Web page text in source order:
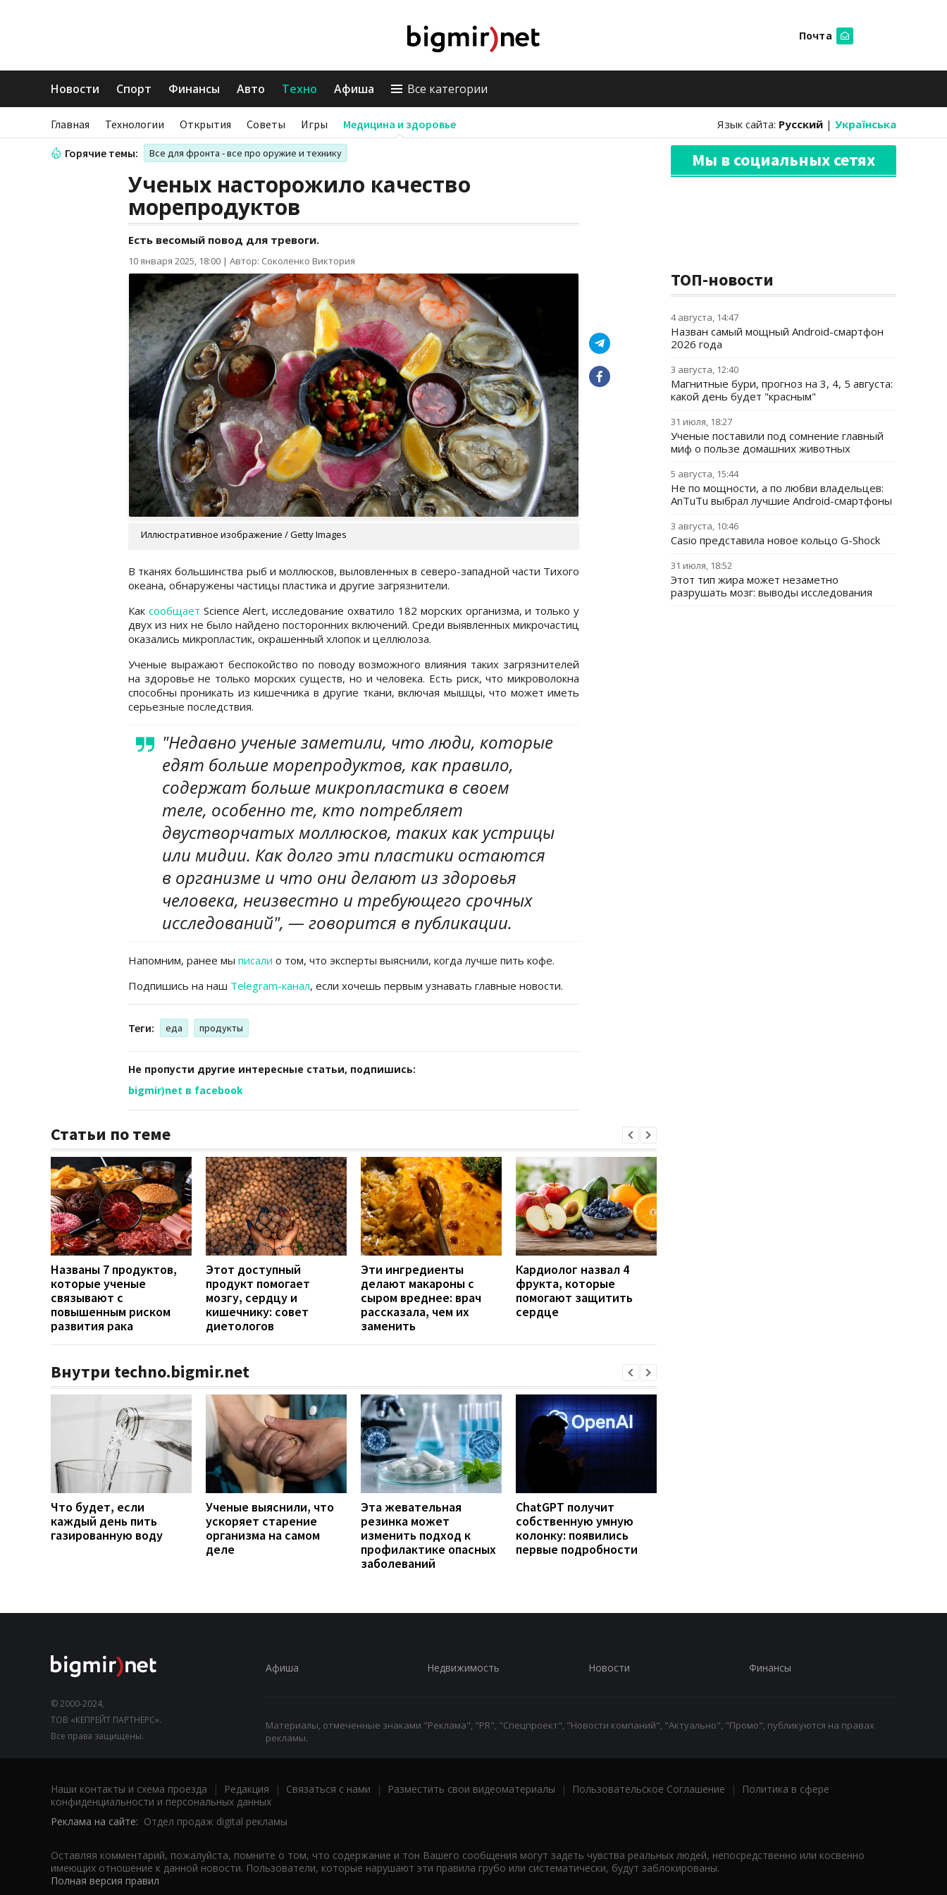
Почта
Новости Спорт Финансы Авто Техно Афиша Все категории
Главная Технологии Открытия Советы Игры Медицина и здоровье Язык сайта: Русский | Українська
Горячие темы: Все для фронта - все про оружие и технику
Ученых насторожило качество
морепродуктов
Есть весомый повод для тревоги.
10 января 2025, 18:00 | Автор: Соколенко Виктория
Иллюстративное изображение / Getty Images
В тканях большинства рыб и моллюсков, выловленных в северо-западной части Тихого
океана, обнаружены частицы пластика и другие загрязнители.
Как сообщает Science Alert, исследование охватило 182 морских организма, и только у
двух из них не было найдено посторонних включений. Среди выявленных микрочастиц
оказались микропластик, окрашенный хлопок и целлюлоза.
Ученые выражают беспокойство по поводу возможного влияния таких загрязнителей
на здоровье не только морских существ, но и человека. Есть риск, что микроволокна
способны проникать из кишечника в другие ткани, включая мышцы, что может иметь
серьезные последствия.
"Недавно ученые заметили, что люди, которые
едят больше морепродуктов, как правило,
содержат больше микропластика в своем
теле, особенно те, кто потребляет
двустворчатых моллюсков, таких как устрицы
или мидии. Как долго эти пластики остаются
в организме и что они делают из здоровья
человека, неизвестно и требующего срочных
исследований", — говорится в публикации.
Напомним, ранее мы писали о том, что эксперты выяснили, когда лучше пить кофе.
Подпишись на наш Telegram-канал, если хочешь первым узнавать главные новости.
Теги: еда продукты
Не пропусти другие интересные статьи, подпишись:
bigmir)net в facebook
Статьи по теме
Названы 7 продуктов,
которые ученые
связывают с
повышенным риском
развития рака
Этот доступный
продукт помогает
мозгу, сердцу и
кишечнику: совет
диетологов
Эти ингредиенты
делают макароны с
сыром вреднее: врач
рассказала, чем их
заменить
Кардиолог назвал 4
фрукта, которые
помогают защитить
сердце
Внутри techno.bigmir.net
Что будет, если
каждый день пить
газированную воду
Ученые выяснили, что
ускоряет старение
организма на самом
деле
Эта жевательная
резинка может
изменить подход к
профилактике опасных
заболеваний
ChatGPT получит
собственную умную
колонку: появились
первые подробности
Мы в социальных сетях
ТОП-новости
4 августа, 14:47
Назван самый мощный Android-смартфон
2026 года
3 августа, 12:40
Магнитные бури, прогноз на 3, 4, 5 августа:
какой день будет "красным"
31 июля, 18:27
Ученые поставили под сомнение главный
миф о пользе домашних животных
5 августа, 15:44
Не по мощности, а по любви владельцев:
AnTuTu выбрал лучшие Android-смартфоны
3 августа, 10:46
Casio представила новое кольцо G-Shock
31 июля, 18:52
Этот тип жира может незаметно
разрушать мозг: выводы исследования
© 2000-2024,
ТОВ «КЕПРЕЙТ ПАРТНЕРС».
Все права защищены.
Афиша Недвижимость Новости Финансы
Материалы, отмеченные знаками "Реклама", "PR", "Спецпроект", "Новости компаний", "Актуально", "Промо", публикуются на правах
рекламы.
Наши контакты и схема проезда | Редакция | Связаться с нами | Разместить свои видеоматериалы | Пользовательское Соглашение |
Политика в сфере
конфиденциальности и персональных данных
Реклама на сайте: Отдел продаж digital рекламы
Оставляя комментарий, пожалуйста, помните о том, что содержание и тон Вашего сообщения могут задеть чувства реальных людей, непосредственно или косвенно
имеющих отношение к данной новости. Пользователи, которые нарушают эти правила грубо или систематически, будут заблокированы.
Полная версия правил